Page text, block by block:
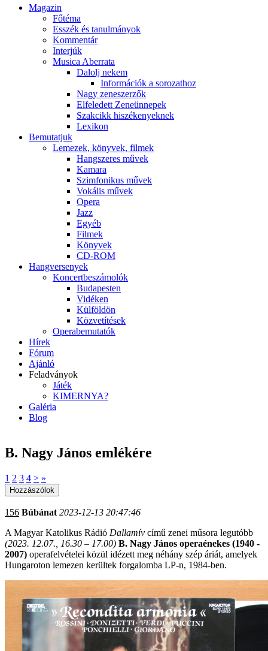
Magazin
Főtéma
Esszék és tanulmányok
Kommentár
Interjúk
Musica Aberrata
Dalolj nekem
Információk a sorozathoz
Nagy zeneszerzők
Elfeledett Zeneünnepek
Szakcikk hiszékenyeknek
Lexikon
Bemutatjuk
Lemezek, könyvek, filmek
Hangszeres művek
Kamara
Szimfonikus művek
Vokális művek
Opera
Jazz
Egyéb
Filmek
Könyvek
CD-ROM
Hangversenyek
Koncertbeszámolók
Budapesten
Vidéken
Külföldön
Közvetítések
Operabemutatók
Hírek
Fórum
Ajánló
Feladványok
Játék
KIMERNYA?
Galéria
Blog
B. Nagy János emlékére
1 2 3 4 > »
156 Búbánat 2023-12-13 20:47:46
A Magyar Katolikus Rádió Dallamív című zenei műsora legutóbb
(2023. 12.07., 16.30 – 17.00) B. Nagy János operaénekes (1940 -
2007) operafelvételei közül idézett meg néhány szép áriát, amelyek
Hungaroton lemezen kerültek forgalomba LP-n, 1984-ben.